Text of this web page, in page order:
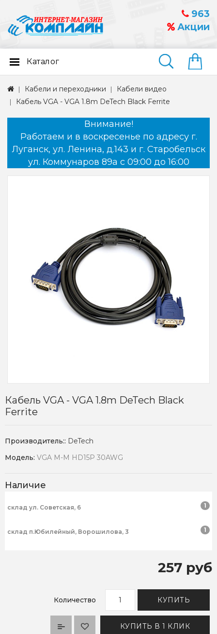
963
Акции
Найти
Каталог
Кабели и переходники
Кабели видео
Кабель VGA - VGA 1.8m DeTech Black Ferrite
Внимание!
Работаем и в воскресенье по адресу г.
Луганск, ул. Ленина, д.143 и г. Старобельск
ул. Коммунаров 89а с 09:00 до 16:00
Кабель VGA - VGA 1.8m DeTech Black
Ferrite
Производитель:: DeTech
Модель: VGA M-M HD15P 30AWG
Наличие
склад ул. Советская, 6 1
склад п.Юбилейный, Ворошилова, 3 1
257 руб
Количество КУПИТЬ
КУПИТЬ В 1 КЛИК